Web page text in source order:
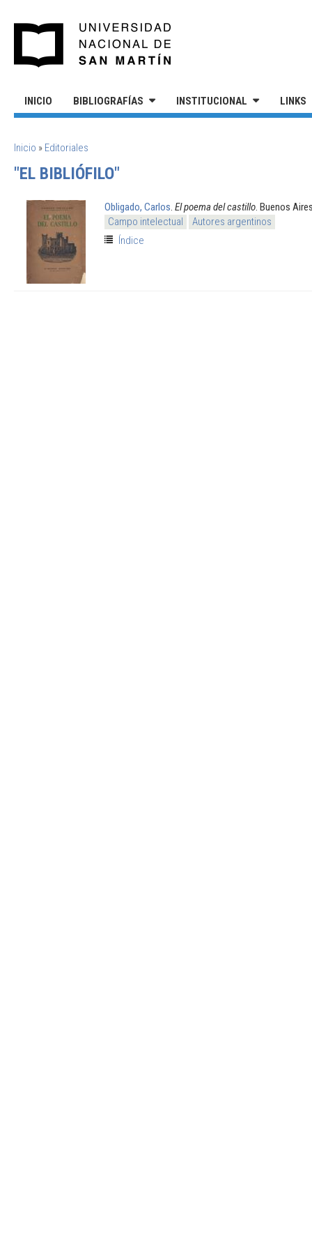
INICIO BIBLIOGRAFÍAS INSTITUCIONAL LINKS
SE ENCUENTRA USTED AQUÍ
Inicio » Editoriales
"EL BIBLIÓFILO"
Obligado, Carlos El poema del castillo . Buenos
Campo intelectual
Autores argentinos
Índice